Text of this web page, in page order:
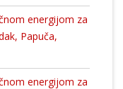
energijom za
Papuča,
energijom za